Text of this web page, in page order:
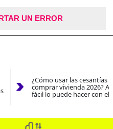
UN ERROR
¿Cómo usar las cesantías
comprar vivienda 2026?
fácil lo puede hacer con el